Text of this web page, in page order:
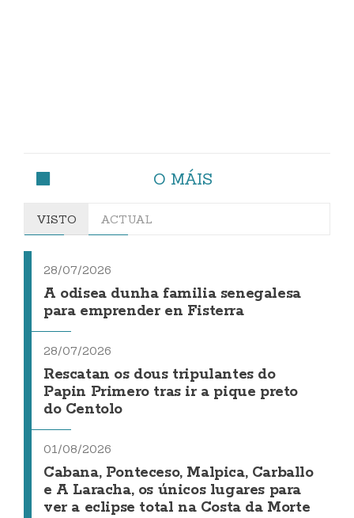
O MÁIS
VISTO ACTUAL
28/07/2026
A odisea dunha familia senegalesa
para emprender en Fisterra
28/07/2026
Rescatan os dous tripulantes do
Papin Primero tras ir a pique preto
do Centolo
01/08/2026
Cabana, Ponteceso, Malpica, Carballo
e A Laracha, os únicos lugares para
ver a eclipse total na Costa da Morte